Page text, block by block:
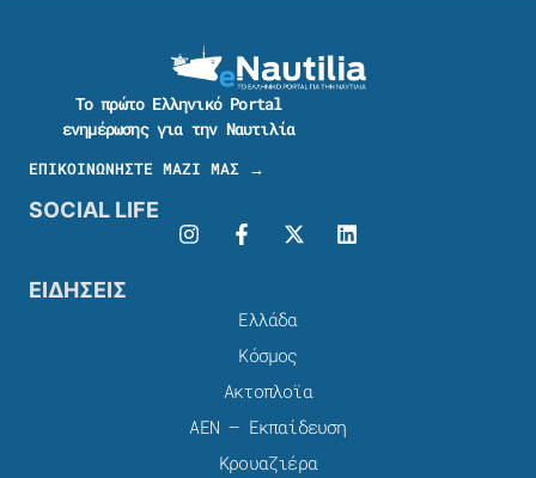
Το πρώτο Ελληνικό Portal
ενημέρωσης για την Ναυτιλία
ΕΠΙΚΟΙΝΩΝΗΣΤΕ ΜΑΖΙ ΜΑΣ →
SOCIAL LIFE
ΕΙΔΗΣΕΙΣ
Ελλάδα
Κόσμος
Ακτοπλοϊα
ΑΕΝ – Εκπαίδευση
Κρουαζιέρα